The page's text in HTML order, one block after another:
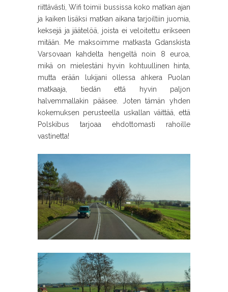
riittävästi, Wifi toimii bussissa koko matkan ajan
ja kaiken lisäksi matkan aikana tarjoiltiin juomia,
keksejä ja jäätelöä, joista ei veloitettu erikseen
mitään. Me maksoimme matkasta Gdanskista
Varsovaan kahdelta hengeltä noin 8 euroa,
mikä on mielestäni hyvin kohtuullinen hinta,
mutta erään lukijani ollessa ahkera Puolan
matkaaja, tiedän että hyvin paljon
halvemmallakin pääsee. Joten tämän yhden
kokemuksen perusteella uskallan väittää, että
Polskibus tarjoaa ehdottomasti rahoille
vastinetta!